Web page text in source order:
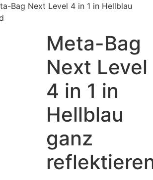
Bag Next Level 4 in 1 in Hellblau
Meta-Bag
Next Level
4 in 1 in
Hellblau
ganz